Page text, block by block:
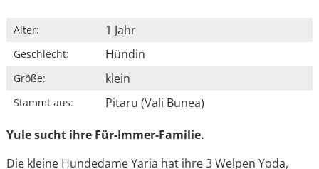
Alter: 1 Jahr
Geschlecht: Hündin
Größe: klein
Stammt aus: Pitaru (Vali Bunea)
Yule sucht ihre Für-Immer-Familie.
Die kleine Hundedame Yaria hat ihre 3 Welpen Yoda,